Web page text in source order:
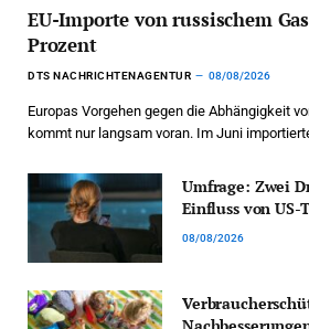
EU-Importe von russischem
Prozent
DTS NACHRICHTENAGENTUR 08/08/2026
Europas Vorgehen gegen die Abhängigkeit
kommt nur langsam voran. Im Juni
Umfrage: Zwei
Einfluss von US-
08/08/2026